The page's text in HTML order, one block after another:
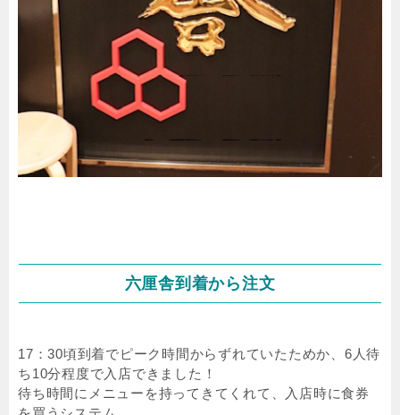
六厘舎到着から注文
17：30頃到着でピーク時間からずれていたためか、6人待
ち10分程度で入店できました！
待ち時間にメニューを持ってきてくれて、入店時に食券